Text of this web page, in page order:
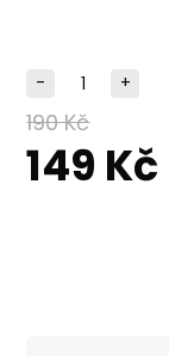
190 Kč
149 Kč
- +